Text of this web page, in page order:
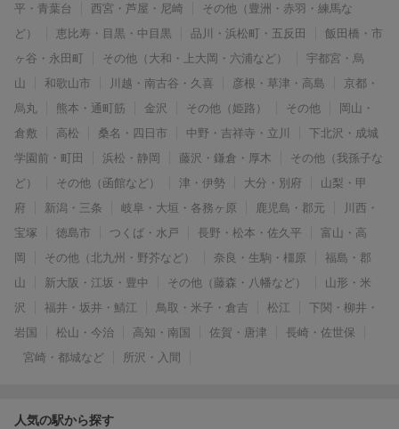
平・青葉台
西宮・芦屋・尼崎
その他（豊洲・赤羽・練馬な
ど）
恵比寿・目黒・中目黒 品川・浜松町・五反田
飯田橋・市
ヶ谷・永田町
その他（大和・上大岡・六浦など）
宇都宮・烏
山
和歌山市 川越・南古谷・久喜 彦根・草津・高島
京都・
烏丸
熊本・通町筋 金沢 その他（姫路） その他
岡山・
倉敷
高松 桑名・四日市 中野・吉祥寺・立川
下北沢・成城
学園前・町田
浜松・静岡 藤沢・鎌倉・厚木
その他（我孫子な
ど）
その他（函館など） 津・伊勢 大分・別府
山梨・甲
府
新潟・三条 岐阜・大垣・各務ヶ原 鹿児島・郡元
川西・
宝塚
徳島市 つくば・水戸 長野・松本・佐久平
富山・高
岡
その他（北九州・野芥など） 奈良・生駒・橿原
福島・郡
山
新大阪・江坂・豊中 その他（藤森・八幡など）
山形・米
沢
福井・坂井・鯖江 鳥取・米子・倉吉 松江
下関・柳井・
岩国
松山・今治 高知・南国 佐賀・唐津
長崎・佐世保
宮崎・都城など
所沢・入間
人気の駅から探す